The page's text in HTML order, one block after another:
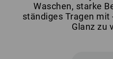
Waschen, starke
ständiges Tragen mit
Glanz zu